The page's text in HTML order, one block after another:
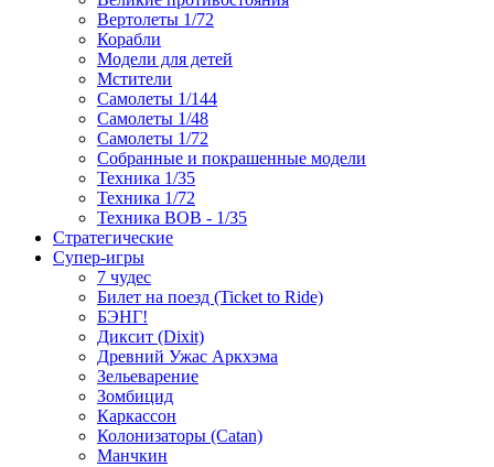
Вертолеты 1/72
Корабли
Модели для детей
Мстители
Самолеты 1/144
Самолеты 1/48
Самолеты 1/72
Собранные и покрашенные модели
Техника 1/35
Техника 1/72
Техника ВОВ - 1/35
Стратегические
Супер-игры
7 чудес
Билет на поезд (Ticket to Ride)
БЭНГ!
Диксит (Dixit)
Древний Ужас Аркхэма
Зельеварение
Зомбицид
Каркассон
Колонизаторы (Catan)
Манчкин